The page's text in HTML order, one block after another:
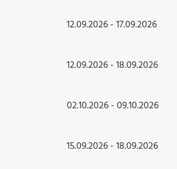
12.09.2026 - 17.09.2026
12.09.2026 - 18.09.2026
02.10.2026 - 09.10.2026
15.09.2026 - 18.09.2026